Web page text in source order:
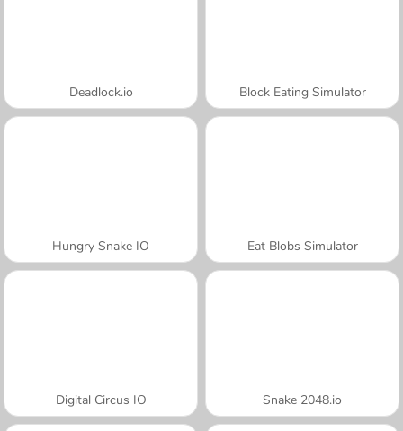
Deadlock.io Block Eating Simulator
Hungry Snake IO Eat Blobs Simulator
Digital Circus IO Snake 2048.io